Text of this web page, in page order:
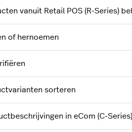
vanuit Retail POS (R-Series)
of hernoemen
sorteren
in eCom (C-Series)